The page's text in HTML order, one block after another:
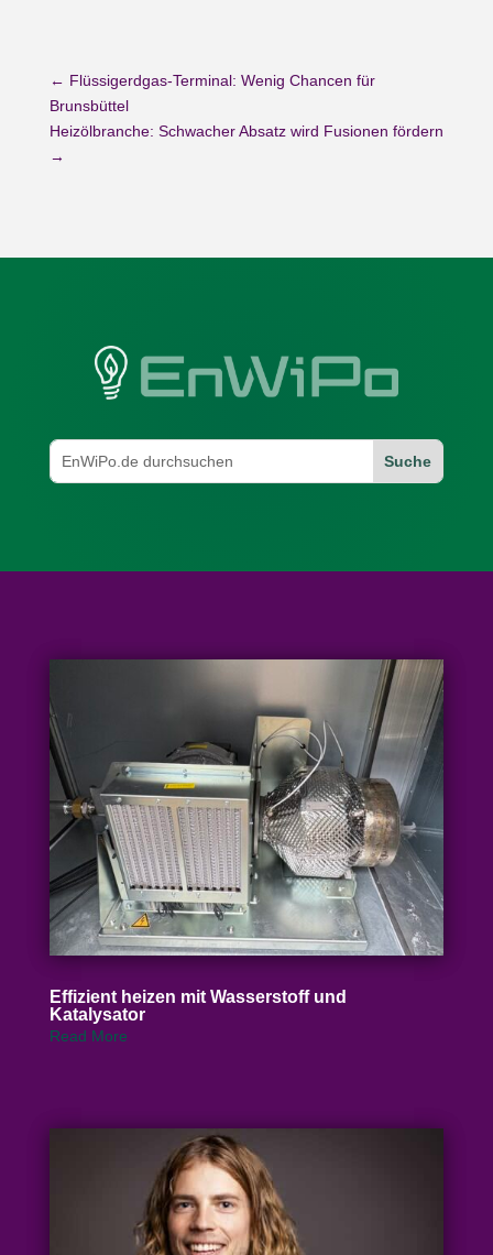
← Flüssigerdgas-Terminal: Wenig Chancen für
Brunsbüttel
Heizölbranche: Schwacher Absatz wird Fusionen fördern
→
Effizient heizen mit Wasser­stoff und
Katalysator
Read More